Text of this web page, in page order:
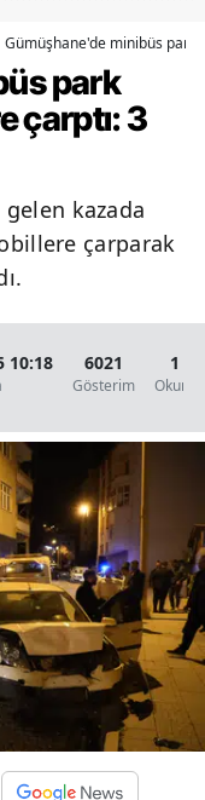
Gümüşhane'de minibüs park
park
çarptı: 3
kazada
çarparak
10:18 6021
Gösterim
1